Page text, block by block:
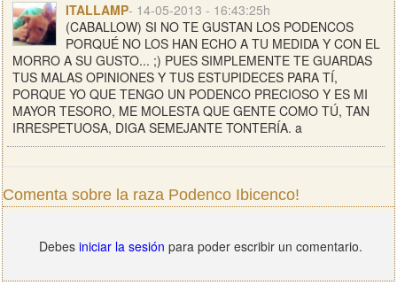
ITALLAMP- 14-05-2013 - 16:43:25h
(CABALLOW) SI NO TE GUSTAN LOS PODENCOS
PORQUÉ NO LOS HAN ECHO A TU MEDIDA Y CON EL
MORRO A SU GUSTO... ;) PUES SIMPLEMENTE TE GUARDAS
TUS MALAS OPINIONES Y TUS ESTUPIDECES PARA TÍ,
PORQUE YO QUE TENGO UN PODENCO PRECIOSO Y ES MI
MAYOR TESORO, ME MOLESTA QUE GENTE COMO TÚ, TAN
IRRESPETUOSA, DIGA SEMEJANTE TONTERÍA. a
Comenta sobre la raza Podenco Ibicenco!
Debes iniciar la sesión para poder escribir un comentario.